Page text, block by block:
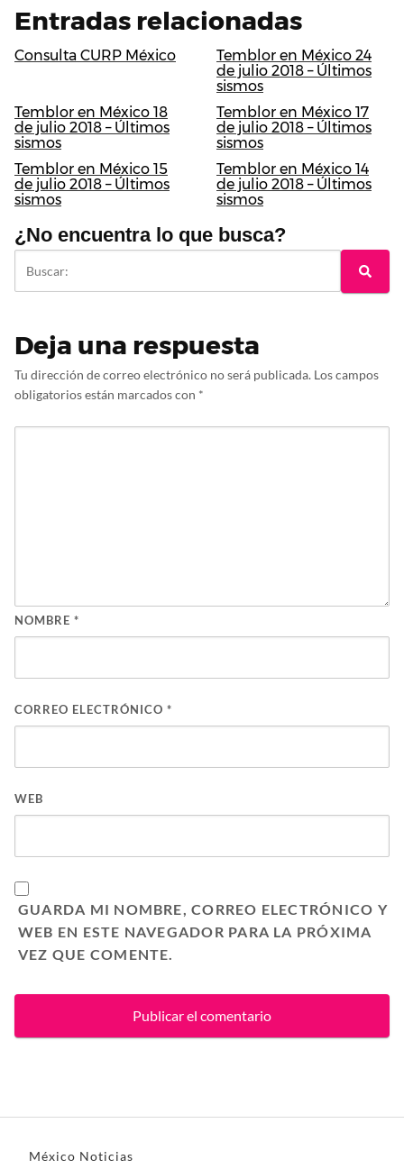
Entradas relacionadas
Consulta CURP México
Temblor en México 24
de julio 2018 – Últimos
sismos
Temblor en México 18
de julio 2018 – Últimos
sismos
Temblor en México 17
de julio 2018 – Últimos
sismos
Temblor en México 15
de julio 2018 – Últimos
sismos
Temblor en México 14
de julio 2018 – Últimos
sismos
¿No encuentra lo que busca?
Deja una respuesta
Tu dirección de correo electrónico no será publicada. Los campos
obligatorios están marcados con *
NOMBRE *
CORREO ELECTRÓNICO *
WEB
GUARDA MI NOMBRE, CORREO ELECTRÓNICO Y
WEB EN ESTE NAVEGADOR PARA LA PRÓXIMA
VEZ QUE COMENTE.
México Noticias